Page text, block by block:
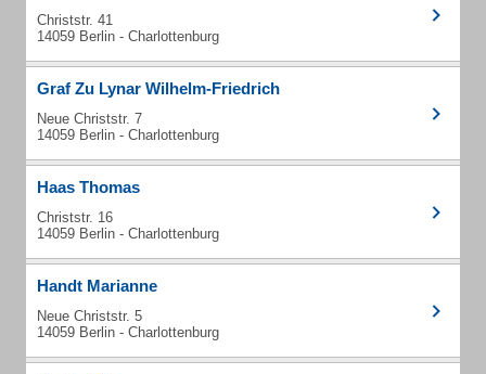
Christstr. 41
14059 Berlin - Charlottenburg
Graf Zu Lynar Wilhelm-Friedrich
Neue Christstr. 7
14059 Berlin - Charlottenburg
Haas Thomas
Christstr. 16
14059 Berlin - Charlottenburg
Handt Marianne
Neue Christstr. 5
14059 Berlin - Charlottenburg